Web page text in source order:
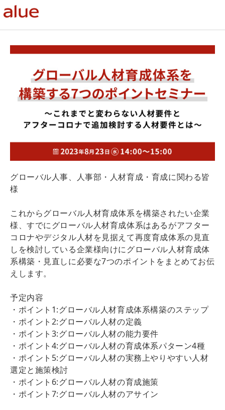
グローバル人事、人事部・人材育成・育成に関わる皆
様
これからグローバル人材育成体系を構築されたい企業
様、すでにグローバル人材育成体系はあるがアフター
コロナやデジタル人材を見据えて再度育成体系の見直
しを検討している企業様向けにグローバル人材育成体
系構築・見直しに必要な7つのポイントをまとめてお伝
えします。
予定内容
・ポイント1:グローバル人材育成体系構築のステップ
・ポイント2:グローバル人材の定義
・ポイント3:グローバル人材の能力要件
・ポイント4:グローバル人材の育成体系パターン4種
・ポイント5:グローバル人材の実務上やりやすい人材
選定と施策検討
・ポイント6:グローバル人材の育成施策
・ポイント7:グローバル人材のアサイン